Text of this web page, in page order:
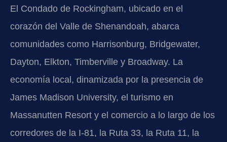
El Condado de Rockingham, ubicado en el
corazón del Valle de Shenandoah, abarca
comunidades como Harrisonburg, Bridgewater,
Dayton, Elkton, Timberville y Broadway. La
economía local, dinamizada por la presencia de
James Madison University, el turismo en
Massanutten Resort y el comercio a lo largo de los
corredores de la I-81, la Ruta 33, la Ruta 11, la